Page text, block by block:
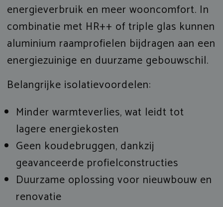
energieverbruik en meer wooncomfort. In
combinatie met HR++ of triple glas kunnen
aluminium raamprofielen bijdragen aan een
energiezuinige en duurzame gebouwschil.
Belangrijke isolatievoordelen:
Minder warmteverlies, wat leidt tot
lagere energiekosten
Geen koudebruggen, dankzij
geavanceerde profielconstructies
Duurzame oplossing voor nieuwbouw en
renovatie